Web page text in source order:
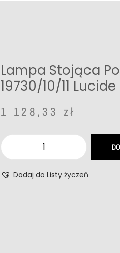
Lampa Stojąca
19730/10/11 Lucide
1 128,33 zł
Dodaj do Listy życzeń